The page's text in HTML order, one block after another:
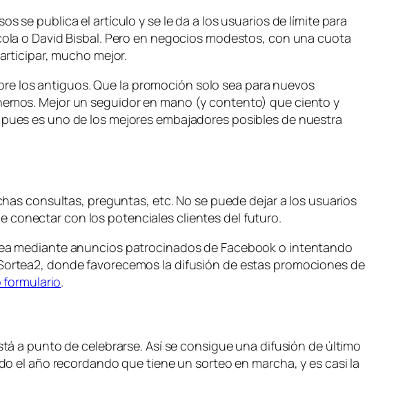
se publica el artículo y se le da a los usuarios de límite para
o David Bisbal. Pero en negocios modestos, con una cuota
mucho mejor.
los antiguos. Que la promoción solo sea para nuevos
Mejor un seguidor en mano (y contento) que ciento y
es uno de los mejores embajadores posibles de nuestra
consultas, preguntas, etc. No se puede dejar a los usuarios
conectar con los potenciales clientes del futuro.
mediante anuncios patrocinados de Facebook o intentando
donde favorecemos la difusión de estas promociones de
formulario.
a punto de celebrarse. Así se consigue una difusión de último
el año recordando que tiene un sorteo en marcha, y es casi la